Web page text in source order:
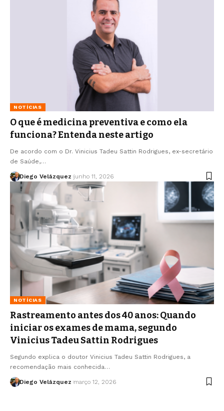
NOTÍCIAS
O que é medicina preventiva e como ela
funciona? Entenda neste artigo
De acordo com o Dr. Vinicius Tadeu Sattin Rodrigues, ex-secretário
de Saúde,…
Diego Velázquez junho 11, 2026
NOTÍCIAS
Rastreamento antes dos 40 anos: Quando
iniciar os exames de mama, segundo
Vinicius Tadeu Sattin Rodrigues
Segundo explica o doutor Vinicius Tadeu Sattin Rodrigues, a
recomendação mais conhecida…
Diego Velázquez março 12, 2026